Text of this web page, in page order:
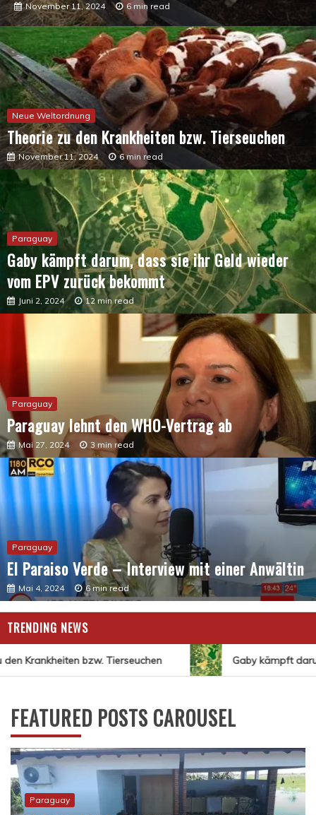
Juni 2, 2024 12 min read
Neue Weltordnung
Theorie zu den Krankheiten bzw. Tierseuchen
November 11, 2024 6 min read
Paraguay
Gaby kämpft darum, dass sie ihr Geld wieder
vom EPV zurück bekommt
Juni 2, 2024 12 min read
Paraguay
Paraguay lehnt den WHO-Vertrag ab
Mai 27, 2024 3 min read
Paraguay
El Paraiso Verde – Interview mit einer Anwältin
Mai 4, 2024 6 min read
TRENDING NEWS
Krankheiten bzw. Tierseuchen Gaby kämpft
FEATURED POSTS CAROUSEL